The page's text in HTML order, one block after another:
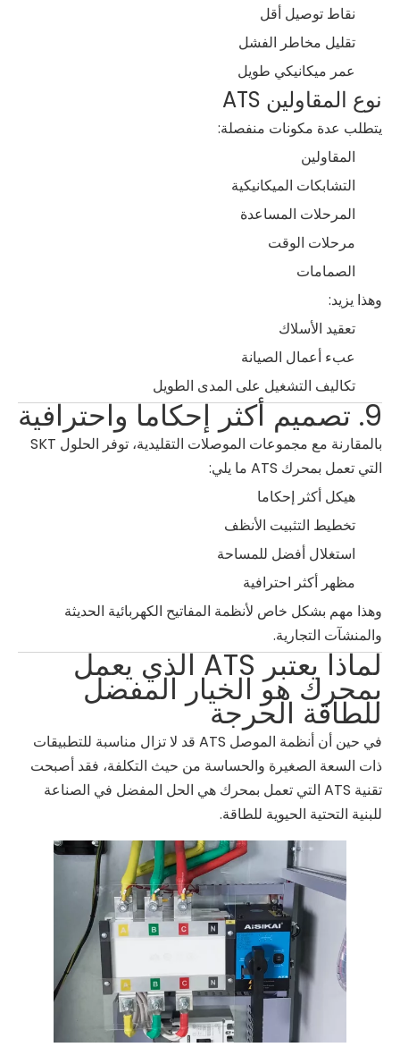
نقاط توصيل أقل
تقليل مخاطر الفشل
عمر ميكانيكي طويل
نوع المقاولين ATS
يتطلب عدة مكونات منفصلة:
المقاولين
التشابكات الميكانيكية
المرحلات المساعدة
مرحلات الوقت
الصمامات
وهذا يزيد:
تعقيد الأسلاك
عبء أعمال الصيانة
تكاليف التشغيل على المدى الطويل
9. تصميم أكثر إحكاما واحترافية
بالمقارنة مع مجموعات الموصلات التقليدية، توفر الحلول SKT
التي تعمل بمحرك ATS ما يلي:
هيكل أكثر إحكاما
تخطيط التثبيت الأنظف
استغلال أفضل للمساحة
مظهر أكثر احترافية
وهذا مهم بشكل خاص لأنظمة المفاتيح الكهربائية الحديثة
والمنشآت التجارية.
لماذا يعتبر ATS الذي يعمل
بمحرك هو الخيار المفضل
للطاقة الحرجة
في حين أن أنظمة الموصل ATS قد لا تزال مناسبة للتطبيقات
ذات السعة الصغيرة والحساسة من حيث التكلفة، فقد أصبحت
تقنية ATS التي تعمل بمحرك هي الحل المفضل في الصناعة
للبنية التحتية الحيوية للطاقة.